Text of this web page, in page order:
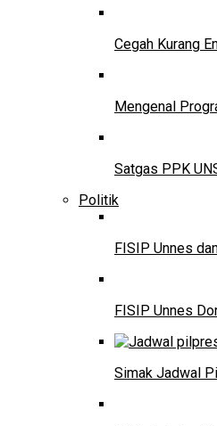
Cegah Kurang
Mengenal
Satgas PPK
Politik
FISIP Unnes
FISIP Unnes
Simak Jadwal